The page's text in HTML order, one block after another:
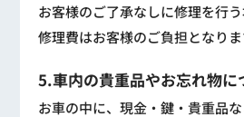
お客様のご了承なしに修理を行う
修理費はお客様のご負担となりま
5.車内の貴重品やお忘れ物に
お車の中に、現金・鍵・貴重品